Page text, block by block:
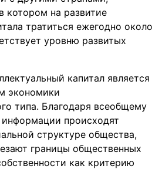
котором на развитие
тратиться ежегодно около
уровню развитых
капитал является
экономики
типа. Благодаря всеобщему
происходят
структуре общества,
границы общественных
как критерию